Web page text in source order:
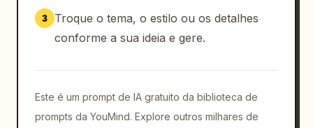
3
Troque o tema, o estilo ou os detalhes
conforme a sua ideia e gere.
Este é um prompt de IA gratuito da biblioteca de
prompts da YouMind. Explore outros milhares de